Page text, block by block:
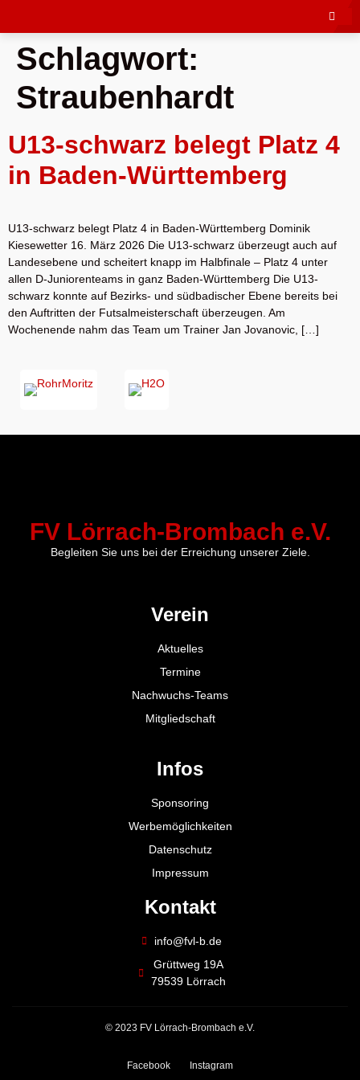
Schlagwort:
Straubenhardt
U13-schwarz belegt Platz 4
in Baden-Württemberg
U13-schwarz belegt Platz 4 in Baden-Württemberg Dominik
Kiesewetter 16. März 2026 Die U13-schwarz überzeugt auch auf
Landesebene und scheitert knapp im Halbfinale – Platz 4 unter
allen D-Juniorenteams in ganz Baden-Württemberg Die U13-
schwarz konnte auf Bezirks- und südbadischer Ebene bereits bei
den Auftritten der Futsalmeisterschaft überzeugen. Am
Wochenende nahm das Team um Trainer Jan Jovanovic, […]
FV Lörrach-Brombach e.V.
Begleiten Sie uns bei der Erreichung unserer Ziele.
Verein
Aktuelles
Termine
Nachwuchs-Teams
Mitgliedschaft
Infos
Sponsoring
Werbemöglichkeiten
Datenschutz
Impressum
Kontakt
info@fvl-b.de
Grüttweg 19A
79539 Lörrach
© 2023 FV Lörrach-Brombach e.V.
Facebook Instagram